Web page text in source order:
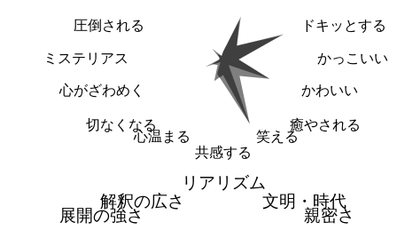
ドキッとする
かっこいい
かわいい
癒やされる
笑える
共感する
心温まる
切なくなる
心がざわめく
ミステリアス
圧倒される
リアリズム
文明・時代
親密さ
展開の強さ
解釈の広さ